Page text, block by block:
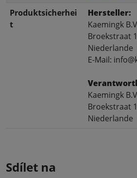
Produktsicherhei
t
Hersteller:
Kaemingk
Broekstraat
Niederlande
E-Mail:
Kaemingk
Broekstraat
Niederlande
Sdílet na